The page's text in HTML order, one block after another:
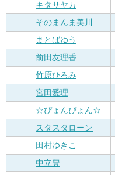
キタサヤカ
そのまんま美川
まとばゆう
前田友理香
竹原ひろみ
宮田愛理
☆ぴょんぴょん☆
スタスタローン
田村ゆきこ
中立豊